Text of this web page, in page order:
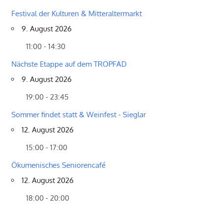
Festival der Kulturen & Mitteraltermarkt
9. August 2026
11:00 - 14:30
Nächste Etappe auf dem TROPFAD
9. August 2026
19:00 - 23:45
Sommer findet statt & Weinfest - Sieglar
12. August 2026
15:00 - 17:00
Ökumenisches Seniorencafé
12. August 2026
18:00 - 20:00